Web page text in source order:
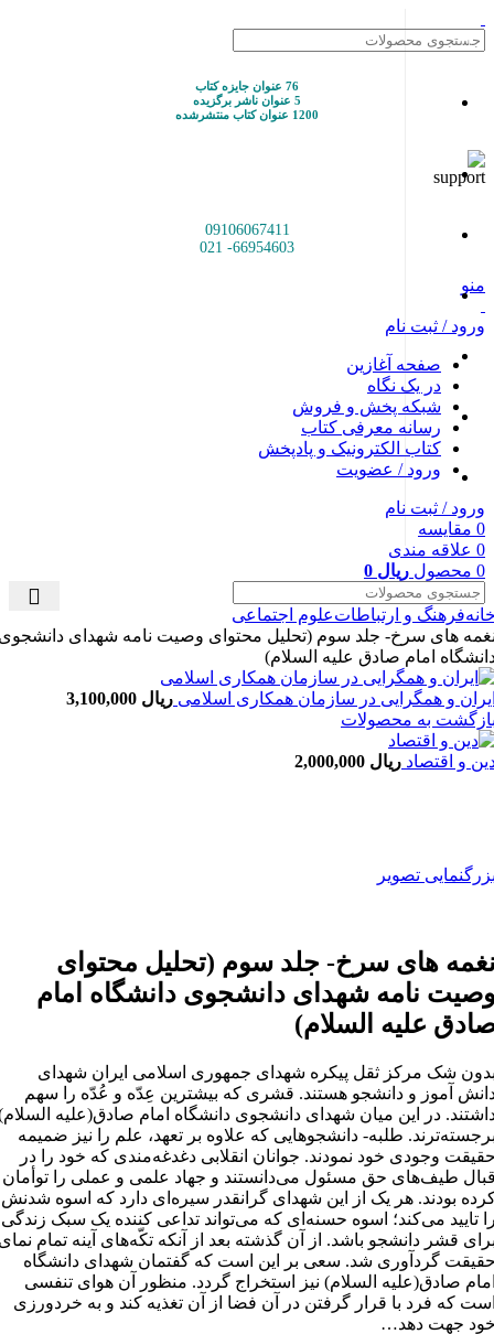
76 عنوان جایزه کتاب
5 عنوان ناشر برگزیده
1200 عنوان کتاب منتشرشده
09106067411
66954603- 021
منو
ورود / ثبت نام
صفحه آغازین
در یک نگاه
شبکه پخش و فروش
رسانه معرفی کتاب
کتاب الکترونیک و پادپخش
ورود / عضویت
ورود / ثبت نام
0 مقایسه
0 علاقه مندی
0 محصول ریال
فرهنگ و ارتباطاتعلوم اجتماعی
های سرخ- جلد سوم (تحلیل محتوای وصیت نامه شهدای
امام صادق علیه السلام)
و همگرایی در سازمان همکاری اسلامی ریال
به محصولات
و اقتصاد ریال
تصویر
های سرخ- جلد سوم (تحلیل محتوای
نامه شهدای دانشجوی دانشگاه امام
علیه السلام)
شک مرکز ثقل پیکره شهدای جمهوری اسلامی ایران شهدای
آموز و دانشجو هستند. قشری که بیشترین عِدّه و عُدّه را سهم
در این میان شهدای دانشجو‌ی دانشگاه امام صادق(علیه
طلبه- دانشجو‌هایی که علاوه بر تعهد، علم را نیز ضمیمه
وجودی خود نمودند. جوانان انقلابی دغدغه‌مندی که خود را در
طیف‌های حق مسئول می‌دانستند و جهاد علمی و عملی را توأمان
بودند. هر یک از این شهدای گرانقدر سیره‌ای دارد که اسوه شدنش
تایید می‌کند؛ اسوه حسنه‌ای که می‌تواند تداعی کننده یک سبک زندگی
قشر دانشجو باشد. از آن گذشته بعد از آنکه تکّه‌های آینه تمام
گردآوری شد. سعی بر این است که گفتمان شهدای دانشگاه
صادق(علیه السلام) نیز استخراج گردد. منظور آن هوای تنفسی
که فرد با قرار گرفتن در آن فضا از آن تغذیه کند و به خردورزی
جهت دهد…